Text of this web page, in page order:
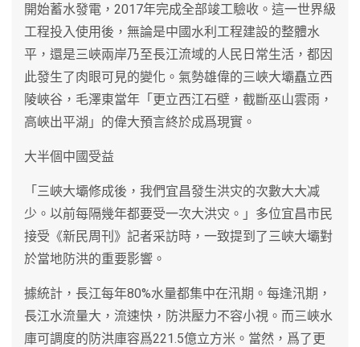
開始蓄水發電，2017年完成全部竣工驗收。這一世界級
工程投入使用後，無論是中國水利工程建設的整體水
平，還是三峽兩岸乃至長江流域的人民日常生活，都因
此發生了肉眼可見的變化。氣勢雄偉的三峽大壩矗立西
陵峽谷，毛澤東當年「更立西江石壁，截斷巫山雲雨，
高峽出平湖」的偉大預言終於成爲現實。
大半個中國受益
「三峽大壩修成後，我們宜昌發生洪灾的次數大大减
少。以前每隔幾年都要受一次大洪灾。」多位宜昌市民
接受《新民周刊》記者采訪時，一致提到了三峽大壩對
於當地防洪的重要影響。
據統計，長江每年80%水量都集中在汛期。每逢汛期，
長江水流量大，流速快，防洪壓力不容小視。而三峽水
庫可調度的防洪庫容爲221.5億立方米。當然，爲了更